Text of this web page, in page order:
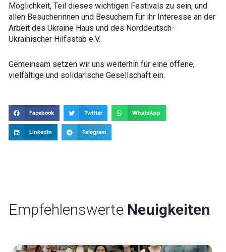
Möglichkeit, Teil dieses wichtigen Festivals zu sein, und
allen Besucherinnen und Besuchern für ihr Interesse an der
Arbeit des Ukraine Haus und des Norddeutsch-
Ukrainischer Hilfsstab e.V.
Gemeinsam setzen wir uns weiterhin für eine offene,
vielfältige und solidarische Gesellschaft ein.
Facebook Twitter WhatsApp
LinkedIn Telegram
Empfehlenswerte Neuigkeiten